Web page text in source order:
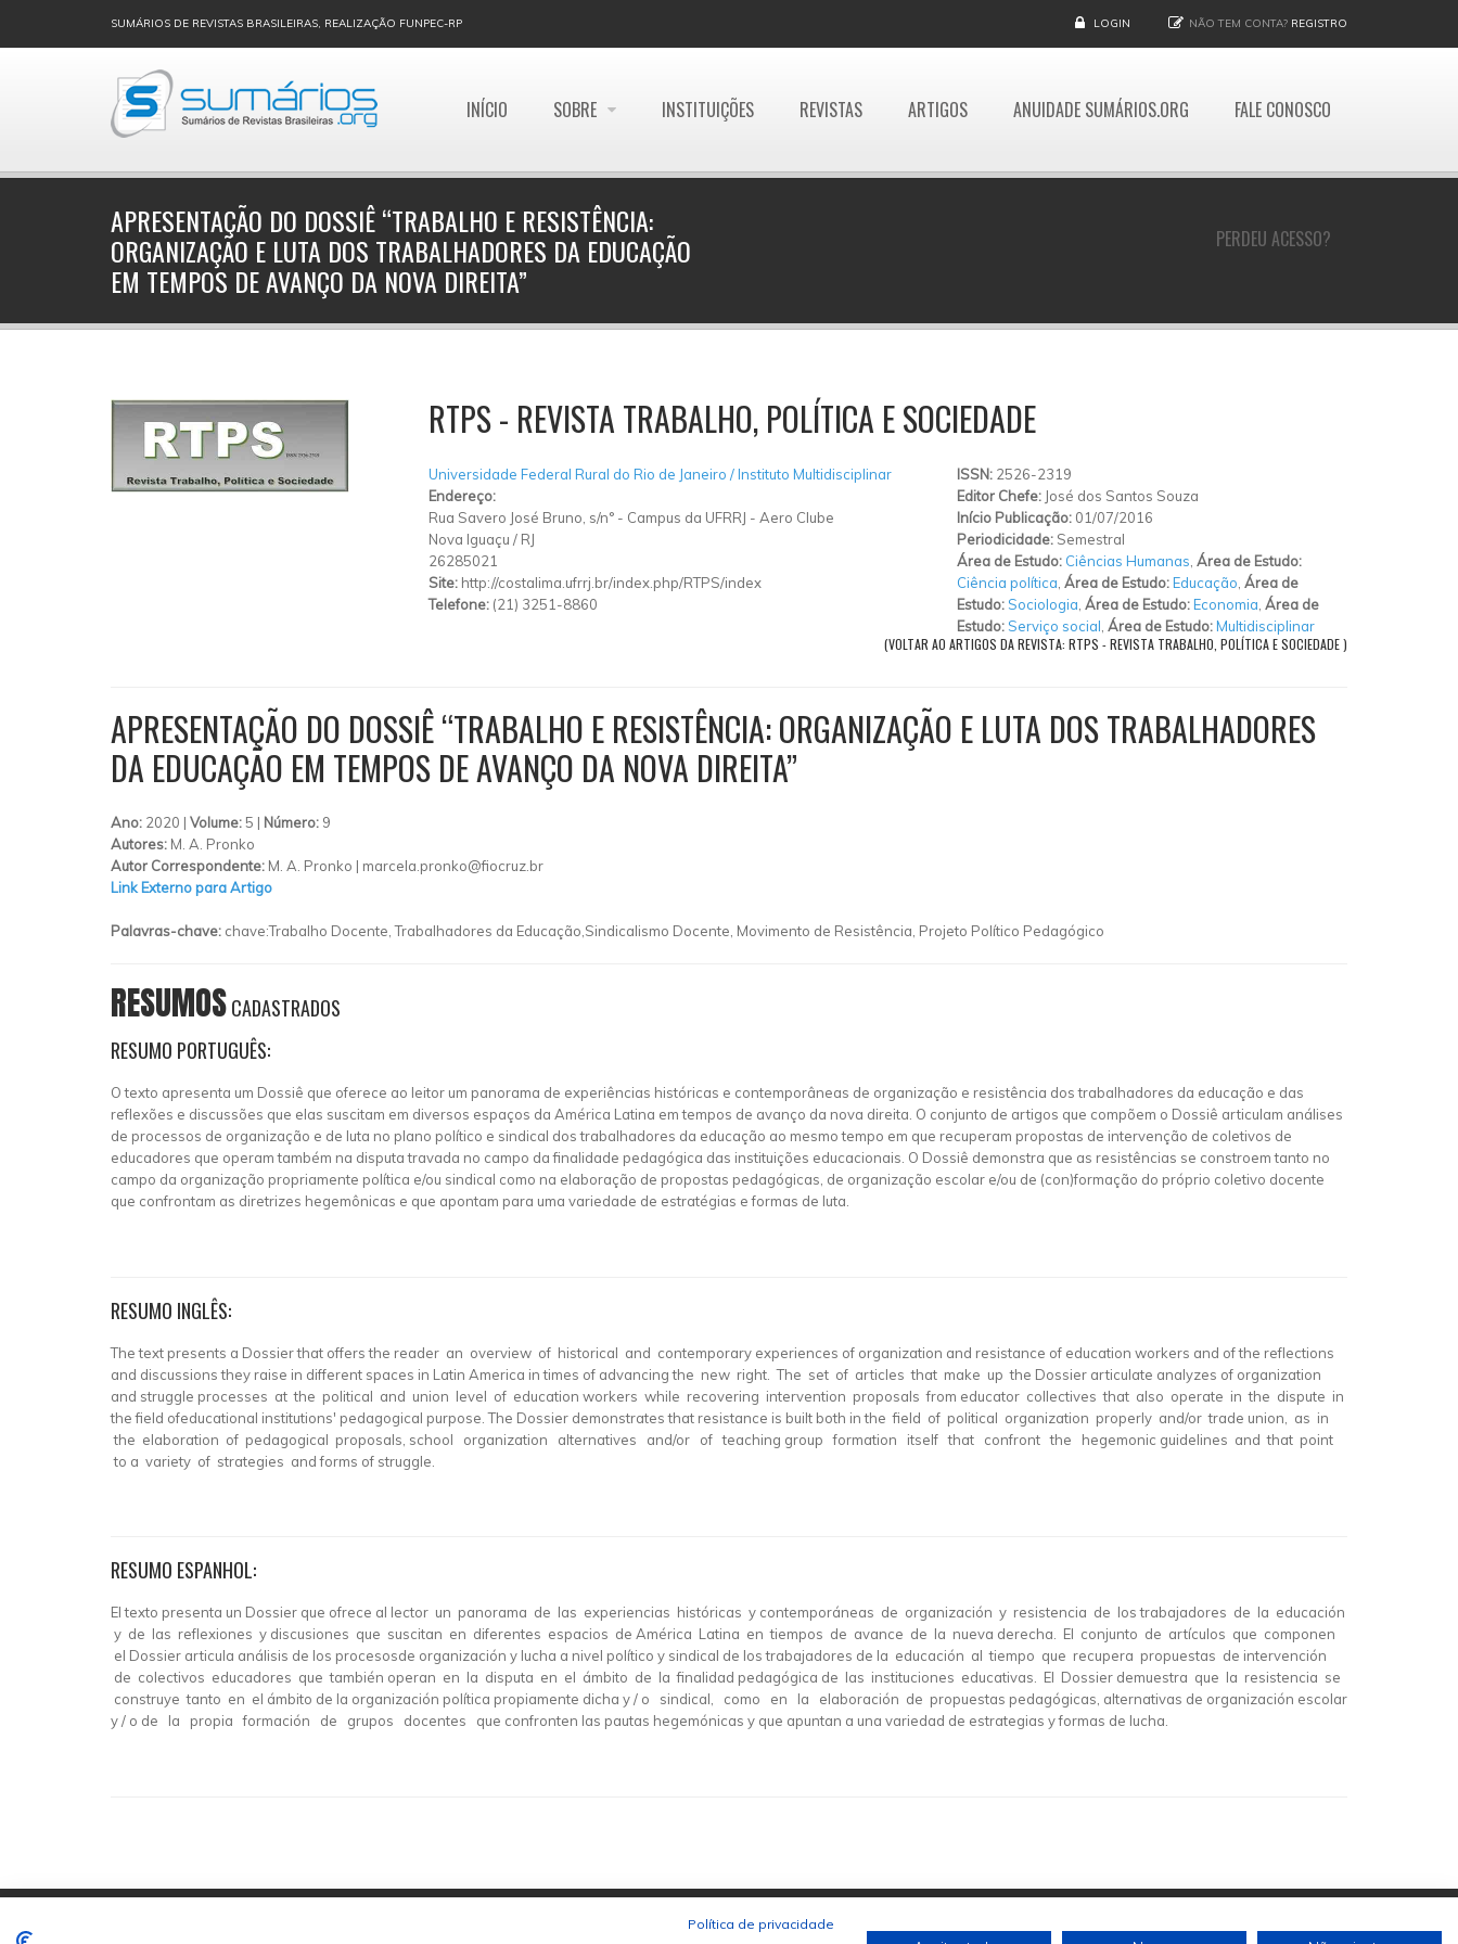
SUMÁRIOS DE REVISTAS BRASILEIRAS, REALIZAÇÃO FUNPEC-RP LOGIN NÃO TEM CONTA? REGISTRO
INÍCIO SOBRE INSTITUIÇÕES REVISTAS ARTIGOS ANUIDADE SUMÁRIOS.ORG FALE CONOSCO
PERDEU ACESSO?
APRESENTAÇÃO DO DOSSIÊ “TRABALHO E RESISTÊNCIA:
ORGANIZAÇÃO E LUTA DOS TRABALHADORES DA EDUCAÇÃO
EM TEMPOS DE AVANÇO DA NOVA DIREITA”
RTPS - REVISTA TRABALHO, POLÍTICA E SOCIEDADE
Universidade Federal Rural do Rio de Janeiro / Instituto Multidisciplinar
Endereço:
Rua Savero José Bruno, s/n°- Campus da UFRRJ - Aero Clube
Nova Iguaçu / RJ
26285021
Site: http://costalima.ufrrj.br/index.php/RTPS/index
Telefone: (21) 3251-8860
ISSN: 2526-2319
Editor Chefe: José dos Santos Souza
Início Publicação: 01/07/2016
Periodicidade: Semestral
Área de Estudo: Ciências Humanas Área de Estudo:
Ciência política Área de Estudo:Educação Área de
Estudo:Sociologia Área de Estudo:Economia Área de
Estudo:Serviço social Área de Estudo:Multidisciplinar
(VOLTAR AO ARTIGOS DA REVISTA: RTPS - REVISTA TRABALHO, POLÍTICA E SOCIEDADE )
APRESENTAÇÃO DO DOSSIÊ “TRABALHO E RESISTÊNCIA: ORGANIZAÇÃO E LUTA DOS TRABALHADORES
DA EDUCAÇÃO EM TEMPOS DE AVANÇO DA NOVA DIREITA”
Ano: 2020 | Volume:5 | Número: 9
Autores: M. A. Pronko
Autor Correspondente: M. A. Pronko | marcela.pronko@fiocruz.br
Link Externo para Artigo
Palavras-chave: chave:Trabalho Docente, Trabalhadores da Educação,Sindicalismo Docente, Movimento de Resistência, Projeto Político Pedagógico
RESUMOSCADASTRADOS
RESUMO PORTUGUÊS:
O texto apresenta um Dossiê que oferece ao leitor um panorama de experiências históricas e contemporâneas de organização e resistência dos trabalhadores da educação e das
reflexões e discussões que elas suscitam em diversos espaços da América Latina em tempos de avanço da nova direita. O conjunto de artigos que compõem o Dossiê articulam análises
de processos de organização e de luta no plano político e sindical dos trabalhadores da educação ao mesmo tempo em que recuperam propostas de intervenção de coletivos de
educadores que operam também na disputa travada no campo da finalidade pedagógica das instituições educacionais. O Dossiê demonstra que as resistências se constroem tanto no
campo da organização propriamente política e/ou sindical como na elaboração de propostas pedagógicas, de organização escolar e/ou de (con)formação do próprio coletivo docente
que confrontam as diretrizes hegemônicas e que apontam para uma variedade de estratégias e formas de luta.
RESUMO INGLÊS:
The text presents a Dossier that offers the reader an overview of historical and contemporary experiences of organization and resistance of education workers and of the reflections
and discussions they raise in different spaces in Latin America in times of advancing the new right. The set of articles that make up the Dossier articulate analyzes of organization
and struggle processes at the political and union level of education workers while recovering intervention proposals from educator collectives that also operate in the dispute in
the field ofeducational institutions' pedagogical purpose. The Dossier demonstrates that resistance is built both in the field of political organization properly and/or trade union, as in
the elaboration of pedagogical proposals, school organization alternatives and/or of teaching group formation itself that confront the hegemonic guidelines and that point
to a variety of strategies and forms of struggle.
RESUMO ESPANHOL:
El texto presenta un Dossier que ofrece al lector un panorama de las experiencias históricas y contemporáneas de organización y resistencia de los trabajadores de la educación
y de las reflexiones y discusiones que suscitan en diferentes espacios de América Latina en tiempos de avance de la nueva derecha. El conjunto de artículos que componen
el Dossier articula análisis de los procesosde organización y lucha a nivel político y sindical de los trabajadores de la educación al tiempo que recupera propuestas de intervención
de colectivos educadores que también operan en la disputa en el ámbito de la finalidad pedagógica de las instituciones educativas. El Dossier demuestra que la resistencia se
construye tanto en el ámbito de la organización política propiamente dicha y / o sindical, como en la elaboración de propuestas pedagógicas, alternativas de organización escolar
y / o de la propia formación de grupos docentes que confronten las pautas hegemónicas y que apuntan a una variedad de estrategias y formas de lucha.
Política de privacidade